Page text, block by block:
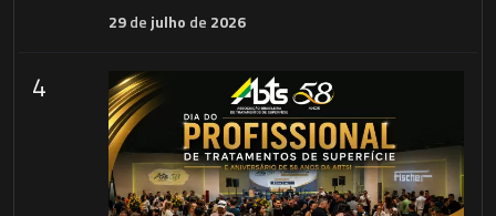
29de julho de 2026
4